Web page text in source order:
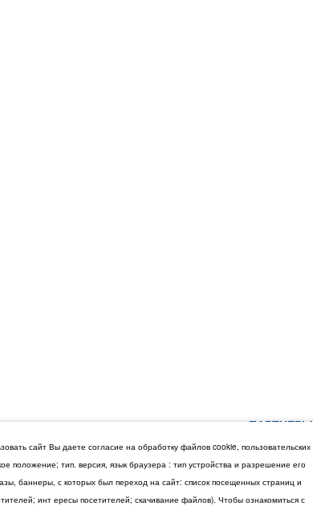
ПАРТНЕРЫ
сайт Вы даете согласие на обработку файлов cookie, пользовательских
положение; тип. версия, язык браузера : тип устройства и разрешение его
баннеры, с которых был переход на сайт: список посещенных страниц и
инт ересы посетителей; скачивание файлов). Чтобы ознакомиться с